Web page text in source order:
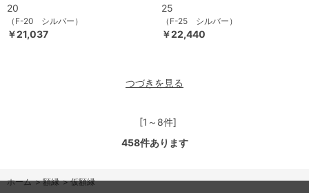
20
（F-20 シルバー）
￥21,037
25
（F-25 シルバー）
￥22,440
つづきを見る
[1～8件]
458件あります
ホーム >額縁 >仮額縁